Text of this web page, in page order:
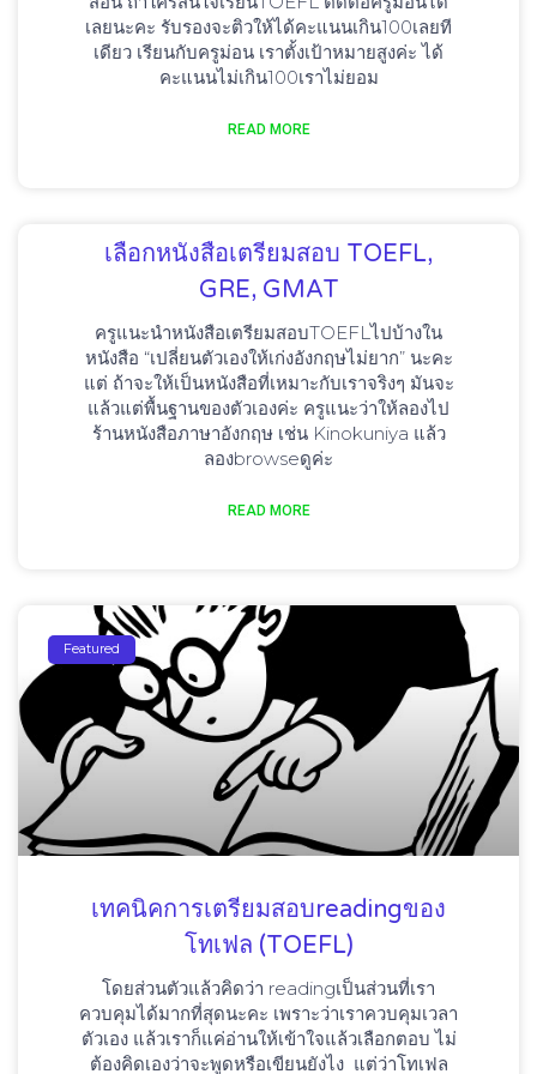
เลยนะคะ รับรองจะติวให้ได้คะแนนเกิน100เลยที
เดียว เรียนกับครูม่อน เราตั้งเป้าหมายสูงค่ะ ได้
คะแนนไม่เกิน100เราไม่ยอม
READ MORE
เลือกหนังสือเตรียมสอบ TOEFL,
GRE, GMAT
ครูแนะนำหนังสือเตรียมสอบTOEFLไปบ้างใน
หนังสือ “เปลี่ยนตัวเองให้เก่งอังกฤษไม่ยาก” นะคะ
แต่ ถ้าจะให้เป็นหนังสือที่เหมาะกับเราจริงๆ มันจะ
แล้วแต่พื้นฐานของตัวเองค่ะ ครูแนะว่าให้ลองไป
ร้านหนังสือภาษาอังกฤษ เช่น Kinokuniya แล้ว
ลองbrowseดูค่ะ
READ MORE
Featured
เทคนิคการเตรียมสอบreadingของ
โทเฟล (TOEFL)
โดยส่วนตัวแล้วคิดว่า readingเป็นส่วนที่เรา
ควบคุมได้มากที่สุดนะคะ เพราะว่าเราควบคุมเวลา
ตัวเอง แล้วเราก็แค่อ่านให้เข้าใจแล้วเลือกตอบ ไม่
ต้องคิดเองว่าจะพูดหรือเขียนยังไง แต่ว่าโทเฟล